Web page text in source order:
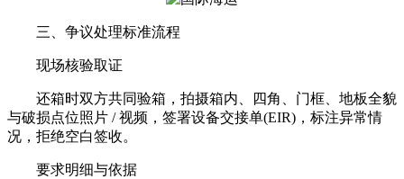
三、争议处理标准流程
现场核验取证
还箱时双方共同验箱，拍摄箱内、四角、门框、地板全貌
与破损点位照片 / 视频，签署设备交接单(EIR)，标注异常情
况，拒绝空白签收。
要求明细与依据